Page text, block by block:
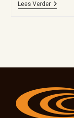
Lees Verder